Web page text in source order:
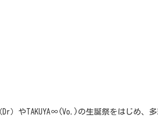
）やTAKUYA∞(Vo.)の生誕祭をはじめ、